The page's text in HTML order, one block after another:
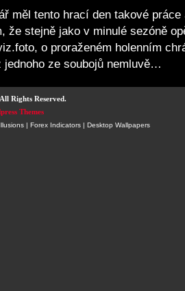
měl tento hrací den takové
že stejně jako v minulé sezóně
o proraženém holenním
jednoho ze soubojů nemluvě…
Rights Reserved.
Themes
| Forex Indicators | Desktop Wallpapers